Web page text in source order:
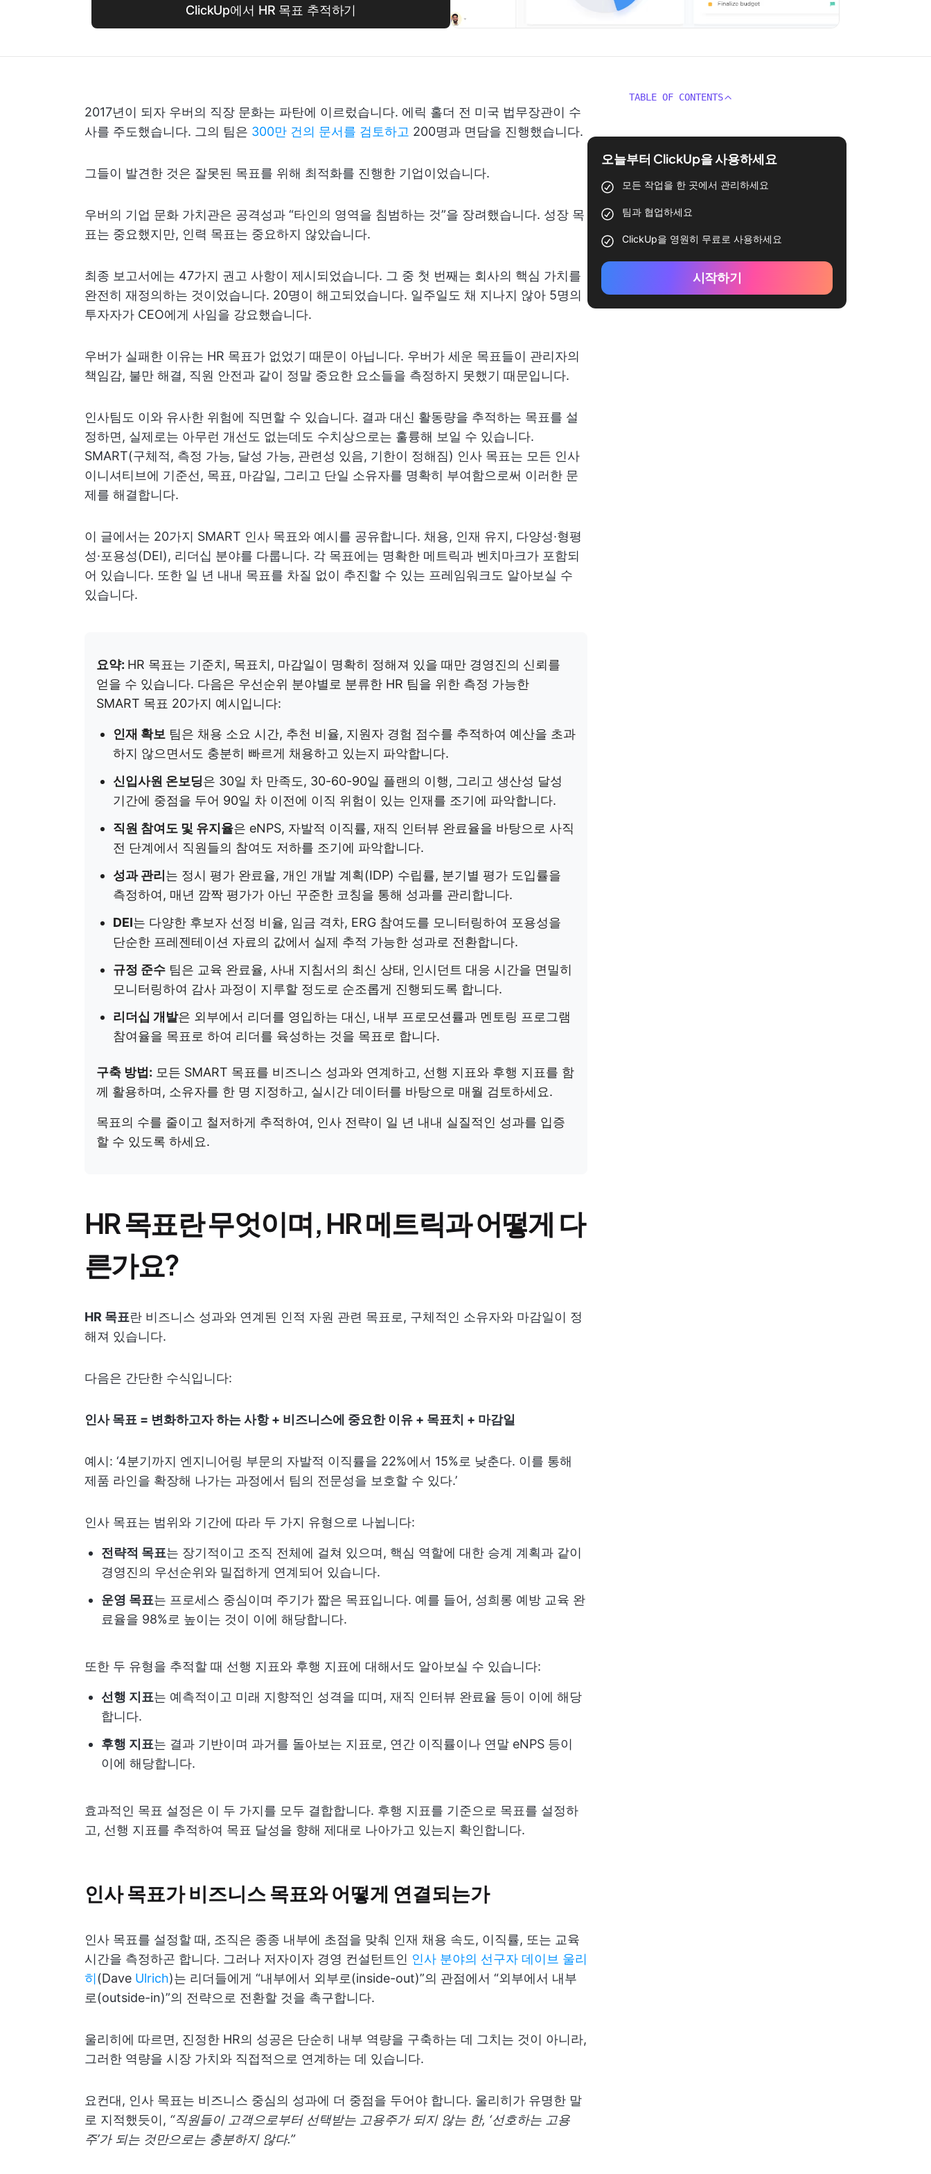
ClickUp에서 HR 목표 추적하기
2017년이 되자 우버의 직장 문화는 파탄에 이르렀습니다. 에릭 홀더 전 미국 법무장관이 수
사를 주도했습니다. 그의 팀은 300만 건의 문서를 검토하고 200명과 면담을 진행했습니다.
그들이 발견한 것은 잘못된 목표를 위해 최적화를 진행한 기업이었습니다.
우버의 기업 문화 가치관은 공격성과 “타인의 영역을 침범하는 것”을 장려했습니다. 성장 목
표는 중요했지만, 인력 목표는 중요하지 않았습니다.
최종 보고서에는 47가지 권고 사항이 제시되었습니다. 그 중 첫 번째는 회사의 핵심 가치를
완전히 재정의하는 것이었습니다. 20명이 해고되었습니다. 일주일도 채 지나지 않아 5명의
투자자가 CEO에게 사임을 강요했습니다.
우버가 실패한 이유는 HR 목표가 없었기 때문이 아닙니다. 우버가 세운 목표들이 관리자의
책임감, 불만 해결, 직원 안전과 같이 정말 중요한 요소들을 측정하지 못했기 때문입니다.
인사팀도 이와 유사한 위험에 직면할 수 있습니다. 결과 대신 활동량을 추적하는 목표를 설
정하면, 실제로는 아무런 개선도 없는데도 수치상으로는 훌륭해 보일 수 있습니다.
SMART(구체적, 측정 가능, 달성 가능, 관련성 있음, 기한이 정해짐) 인사 목표는 모든 인사
이니셔티브에 기준선, 목표, 마감일, 그리고 단일 소유자를 명확히 부여함으로써 이러한 문
제를 해결합니다.
이 글에서는 20가지 SMART 인사 목표와 예시를 공유합니다. 채용, 인재 유지, 다양성·형평
성·포용성(DEI), 리더십 분야를 다룹니다. 각 목표에는 명확한 메트릭과 벤치마크가 포함되
어 있습니다. 또한 일 년 내내 목표를 차질 없이 추진할 수 있는 프레임워크도 알아보실 수
있습니다.
요약: HR 목표는 기준치, 목표치, 마감일이 명확히 정해져 있을 때만 경영진의 신뢰를
얻을 수 있습니다. 다음은 우선순위 분야별로 분류한 HR 팀을 위한 측정 가능한
SMART 목표 20가지 예시입니다:
인재 확보 팀은 채용 소요 시간, 추천 비율, 지원자 경험 점수를 추적하여 예산을 초과
하지 않으면서도 충분히 빠르게 채용하고 있는지 파악합니다.
신입사원 온보딩은 30일 차 만족도, 30-60-90일 플랜의 이행, 그리고 생산성 달성
기간에 중점을 두어 90일 차 이전에 이직 위험이 있는 인재를 조기에 파악합니다.
직원 참여도 및 유지율은 eNPS, 자발적 이직률, 재직 인터뷰 완료율을 바탕으로 사직
전 단계에서 직원들의 참여도 저하를 조기에 파악합니다.
성과 관리 는 정시 평가 완료율, 개인 개발 계획(IDP) 수립률, 분기별 평가 도입률을
측정하여, 매년 깜짝 평가가 아닌 꾸준한 코칭을 통해 성과를 관리합니다.
DEI는 다양한 후보자 선정 비율, 임금 격차, ERG 참여도를 모니터링하여 포용성을
단순한 프레젠테이션 자료의 값에서 실제 추적 가능한 성과로 전환합니다.
규정 준수 팀은 교육 완료율, 사내 지침서의 최신 상태, 인시던트 대응 시간을 면밀히
모니터링하여 감사 과정이 지루할 정도로 순조롭게 진행되도록 합니다.
리더십 개발은 외부에서 리더를 영입하는 대신, 내부 프로모션률과 멘토링 프로그램
참여율을 목표로 하여 리더를 육성하는 것을 목표로 합니다.
구축 방법: 모든 SMART 목표를 비즈니스 성과와 연계하고, 선행 지표와 후행 지표를 함
께 활용하며, 소유자를 한 명 지정하고, 실시간 데이터를 바탕으로 매월 검토하세요.
목표의 수를 줄이고 철저하게 추적하여, 인사 전략이 일 년 내내 실질적인 성과를 입증
할 수 있도록 하세요.
HR 목표란 무엇이며, HR 메트릭과 어떻게 다
른가요?
HR 목표란 비즈니스 성과와 연계된 인적 자원 관련 목표로, 구체적인 소유자와 마감일이 정
해져 있습니다.
다음은 간단한 수식입니다:
인사 목표 = 변화하고자 하는 사항 + 비즈니스에 중요한 이유 + 목표치 + 마감일
예시: ‘4분기까지 엔지니어링 부문의 자발적 이직률을 22%에서 15%로 낮춘다. 이를 통해
제품 라인을 확장해 나가는 과정에서 팀의 전문성을 보호할 수 있다.’
인사 목표는 범위와 기간에 따라 두 가지 유형으로 나뉩니다:
전략적 목표는 장기적이고 조직 전체에 걸쳐 있으며, 핵심 역할에 대한 승계 계획과 같이
경영진의 우선순위와 밀접하게 연계되어 있습니다.
운영 목표는 프로세스 중심이며 주기가 짧은 목표입니다. 예를 들어, 성희롱 예방 교육 완
료율을 98%로 높이는 것이 이에 해당합니다.
또한 두 유형을 추적할 때 선행 지표와 후행 지표에 대해서도 알아보실 수 있습니다:
선행 지표는 예측적이고 미래 지향적인 성격을 띠며, 재직 인터뷰 완료율 등이 이에 해당
합니다.
후행 지표는 결과 기반이며 과거를 돌아보는 지표로, 연간 이직률이나 연말 eNPS 등이
이에 해당합니다.
효과적인 목표 설정은 이 두 가지를 모두 결합합니다. 후행 지표를 기준으로 목표를 설정하
고, 선행 지표를 추적하여 목표 달성을 향해 제대로 나아가고 있는지 확인합니다.
인사 목표가 비즈니스 목표와 어떻게 연결되는가
인사 목표를 설정할 때, 조직은 종종 내부에 초점을 맞춰 인재 채용 속도, 이직률, 또는 교육
시간을 측정하곤 합니다. 그러나 저자이자 경영 컨설턴트인 인사 분야의 선구자 데이브 울리
히 (Dave Ulrich)는 리더들에게 “내부에서 외부로(inside-out)”의 관점에서 “외부에서 내부
로(outside-in)”의 전략으로 전환할 것을 촉구합니다.
울리히에 따르면, 진정한 HR의 성공은 단순히 내부 역량을 구축하는 데 그치는 것이 아니라,
그러한 역량을 시장 가치와 직접적으로 연계하는 데 있습니다.
요컨대, 인사 목표는 비즈니스 중심의 성과에 더 중점을 두어야 합니다. 울리히가 유명한 말
로 지적했듯이, “직원들이 고객으로부터 선택받는 고용주가 되지 않는 한, ‘선호하는 고용
주’가 되는 것만으로는 충분하지 않다.”
TABLE OF CONTENTS
오늘부터 ClickUp을 사용하세요
모든 작업을 한 곳에서 관리하세요
팀과 협업하세요
ClickUp을 영원히 무료로 사용하세요
시작하기